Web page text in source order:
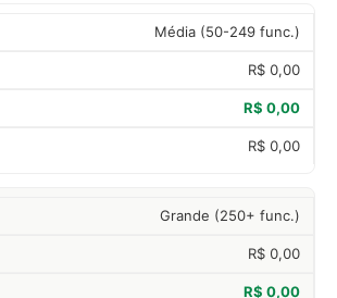
Média (50-249 func.)
R$ 0,00
R$ 0,00
R$ 0,00
Grande (250+ func.)
R$ 0,00
R$ 0,00